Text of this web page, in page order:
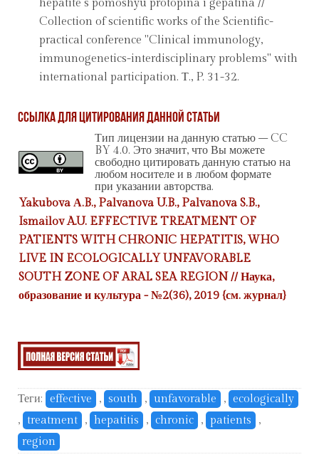
hepatite s pomoshyu protopina i gepatina //
Collection of scientific works of the Scientific-
practical conference "Clinical immunology,
immunogenetics-interdisciplinary problems" with
international participation. Т., P. 31-32.
Ссылка для цитирования данной статьи
Тип лицензии на данную статью – CC
BY 4.0. Это значит, что Вы можете
свободно цитировать данную статью на
любом носителе и в любом формате
при указании авторства.
Yakubova А.B., Palvanova U.B., Palvanova S.B.,
Ismailov A.U. EFFECTIVE TREATMENT OF
PATIENTS WITH CHRONIC HEPATITIS, WHO
LIVE IN ECOLOGICALLY UNFAVORABLE
SOUTH ZONE OF ARAL SEA REGION // Наука,
образование и культура - №2(36), 2019 {см. журнал}
Теги: effective , south , unfavorable , ecologically
, treatment , hepatitis , chronic , patients
,
region